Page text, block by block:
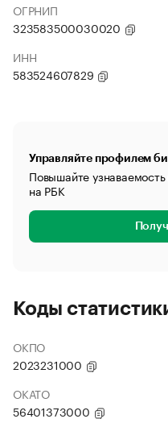
ОГРНИП
323583500030020
ИНН
583524607829
Управляйте профилем
Повышайте
на РБК
Коды
ОКПО
2023231000
ОКАТО
56401373000